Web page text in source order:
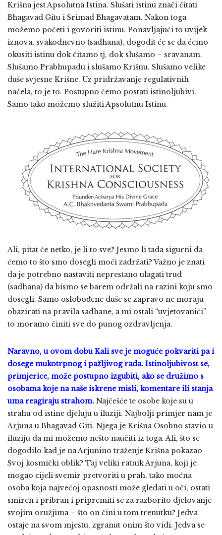
Krišna jest Apsolutna Istina. Slušati istinu znači čitati
Bhagavad Gitu i Srimad Bhagavatam. Nakon toga
možemo početi i govoriti istinu. Ponavljajući to uvijek
iznova, svakodnevno (sadhana), dogodit će se da ćemo
okusiti istinu dok čitamo tj. dok slušamo – sravanam.
Slušamo Prabhupadu i slušamo Krišnu. Slušamo velike
duše svjesne Krišne. Uz pridržavanje regulativnih
načela, to je to. Postupno ćemo postati istinoljubivi.
Samo tako možemo služiti Apsolutnu Istinu.
Ali, pitat će netko, je li to sve? Jesmo li tada sigurni da
ćemo to što smo dosegli moći zadržati? Važno je znati
da je potrebno nastaviti neprestano ulagati trud
(sadhana) da bismo se barem održali na razini koju smo
dosegli. Samo oslobođene duše se zapravo ne moraju
obazirati na pravila sadhane, a mi ostali “uvjetovanići”
to moramo činiti sve do punog ozdravljenja.
Naravno, u ovom dobu Kali sve je moguće pokvariti pa i
dosege mukotrpnog i pažljivog rada. Istinoljubivost se,
primjerice, može postupno izgubiti, ako se družimo s
osobama koje na naše iskrene misli, komentare ili stanja
uma reagiraju strahom. Najčešće te osobe koje su u
strahu od istine djeluju u iluziji. Najbolji primjer nam je
Arjuna u Bhagavad Giti. Njega je Krišna Osobno stavio u
iluziju da mi možemo nešto naučiti iz toga. Ali, što se
dogodilo kad je na Arjunino traženje Krišna pokazao
Svoj kosmički oblik? Taj veliki ratnik Arjuna, koji je
mogao cijeli svemir pretvoriti u prah, tako moćna
osoba koja najvećoj opasnosti može gledati u oči, ostati
smiren i pribran i pripremiti se za razborito djelovanje
svojim oružjima – što on čini u tom trenutku? Jedva
ostaje na svom mjestu, zgranut onim što vidi. Jedva se